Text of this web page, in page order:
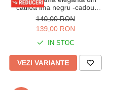
catifea fina negru -cadou
Craciun 3168
140,00 RON
139,00 RON
IN STOC
VEZI VARIANTE